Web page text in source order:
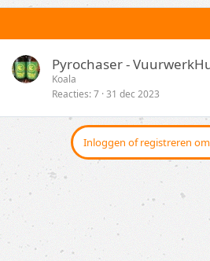
Pyrochaser -
Koala
Reacties 7 31 dec 2023
Inloggen of registreren